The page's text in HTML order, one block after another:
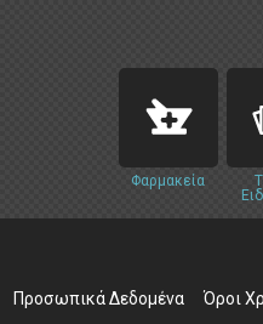
Φαρμακεία
Προσωπικά Δεδομένα Όροι